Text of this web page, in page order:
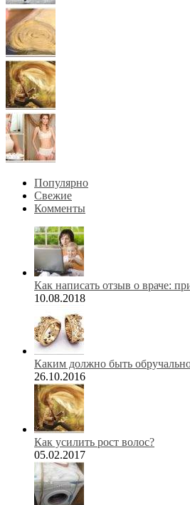
Популярно
Свежие
Комменты
Как написать отзыв о враче:
10.08.2018
Каким должно быть
26.10.2016
Как усилить рост волос?
05.02.2017